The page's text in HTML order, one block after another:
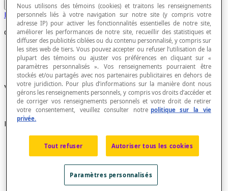
Aller
Relations entre des nombres
Cardinalité
Voirnombre cardinal.
Recherche par thème
Algèbre
Arithmétique
Nous utilisons des témoins (cookies) et traitons les renseignements
personnels liés à votre navigation sur notre site (y compris votre
adresse IP) pour activer les fonctionnalités essentielles de notre site,
améliorer les performances de notre site, recueillir des statistiques et
diffuser des publicités ciblées ou du contenu personnalisé, y compris sur
les sites web de tiers. Vous pouvez accepter ou refuser l’utilisation de la
plupart des témoins ou ajuster vos préférences en cliquant sur «
paramètres personnalisés ». Vos renseignements pourraient être
stockés et/ou partagés avec nos partenaires publicitaires en dehors de
votre juridiction. Pour plus d’informations sur la manière dont nous
gérons les renseignements personnels, y compris vos droits d’accéder et
de corriger vos renseignements personnels et votre droit de retirer
votre consentement, veuillez consulter notre politique sur la vie
privée.
Tout refuser Autoriser tous les cookies
Paramètres personnalisés